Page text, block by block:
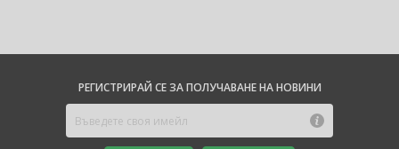
РЕГИСТРИРАЙ СЕ ЗА ПОЛУЧАВАНЕ НА НОВИНИ